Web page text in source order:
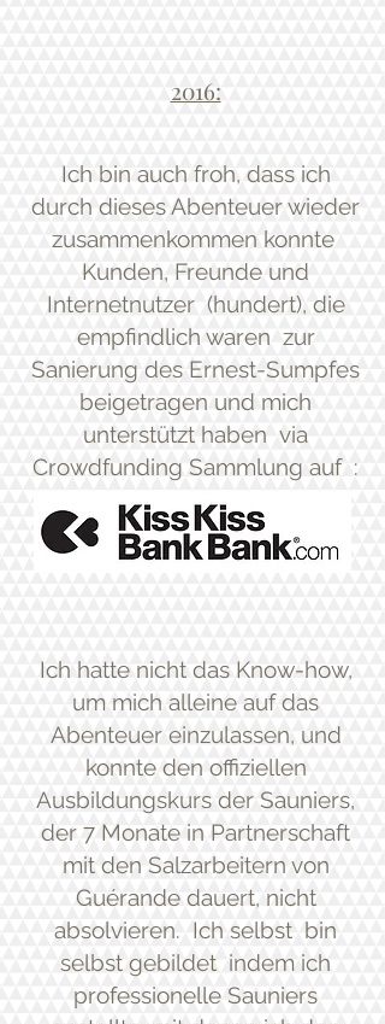
2016:
Ich bin auch froh, dass ich
durch dieses Abenteuer wieder
zusammenkommen konnte
Kunden, Freunde und
Internetnutzer (hundert), die
empfindlich waren zur
Sanierung des Ernest-Sumpfes
beigetragen und mich
unterstützt haben via
Crowdfunding Sammlung auf :
Ich hatte nicht das Know-how,
um mich alleine auf das
Abenteuer einzulassen, und
konnte den offiziellen
Ausbildungskurs der Sauniers,
der 7 Monate in Partnerschaft
mit den Salzarbeitern von
Guérande dauert, nicht
absolvieren. Ich selbst bin
selbst gebildet indem ich
professionelle Sauniers